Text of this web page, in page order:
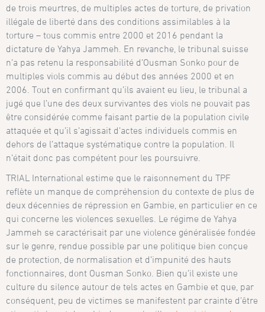
de trois meurtres, de multiples actes de torture, de privation
illégale de liberté dans des conditions assimilables à la
torture – tous commis entre 2000 et 2016 pendant la
dictature de Yahya Jammeh. En revanche, le tribunal suisse
n’a pas retenu la responsabilité d’Ousman Sonko pour de
multiples viols commis au début des années 2000 et en
2006. Tout en confirmant qu’ils avaient eu lieu, le tribunal a
jugé que l’une des deux survivantes des viols ne pouvait pas
être considérée comme faisant partie de la population civile
attaquée et qu’il s’agissait d’actes individuels commis en
dehors de l’attaque systématique contre la population. Il
n’était donc pas compétent pour les poursuivre.
TRIAL International estime que le raisonnement du TPF
reflète un manque de compréhension du contexte de plus de
deux décennies de répression en Gambie, en particulier en ce
qui concerne les violences sexuelles. Le régime de Yahya
Jammeh se caractérisait par une violence généralisée fondée
sur le genre, rendue possible par une politique bien conçue
de protection, de normalisation et d’impunité des hauts
fonctionnaires, dont Ousman Sonko. Bien qu’il existe une
culture du silence autour de tels actes en Gambie et que, par
conséquent, peu de victimes se manifestent par crainte d’être